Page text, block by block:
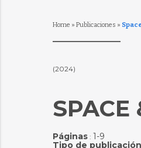
Home » Publicaciones »
(2024)
SPACE
Páginas: 1-9
Tipo de publicación